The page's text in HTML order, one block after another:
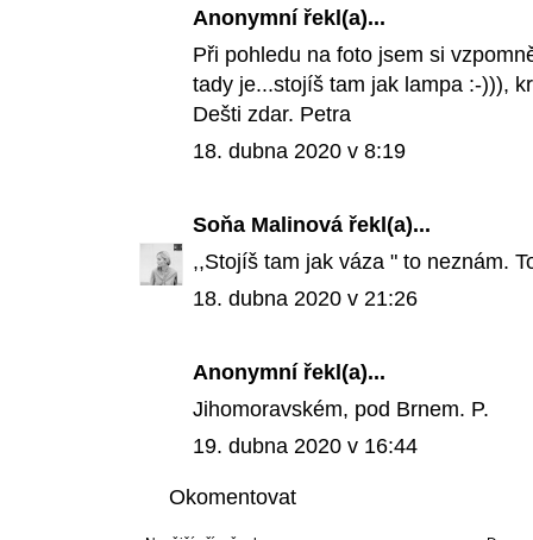
Anonymní řekl(a)...
Při pohledu na foto jsem si
tady je...stojíš tam jak lampa :-))),
Dešti zdar. Petra
18. dubna 2020 v 8:19
Soňa Malinová řekl(a)...
,,Stojíš tam jak váza " to neznám.
18. dubna 2020 v 21:26
Anonymní řekl(a)...
Jihomoravském, pod Brnem. P.
19. dubna 2020 v 16:44
Okomentovat